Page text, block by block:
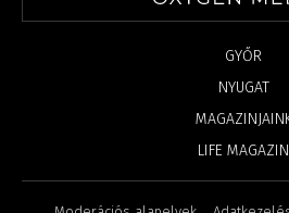
GYŐR
NYUGAT
LIFE MAGAZIN